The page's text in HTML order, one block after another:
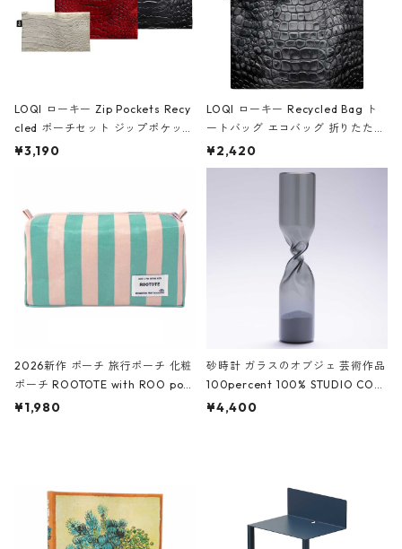
LOQI ローキー Zip Pockets Recy
cled ポーチセット ジップポケット
ファスナーポーチ 撥水加工 トラベ
ーガンディー、オフホワイト
¥3,190
LOQI ローキー Recycled Bag ト
ートバッグ エコバッグ 折りたたみ
大きめ 撥水加工 収納ポーチ CRO
CODILE/Black クロコダイル/ブラ
¥2,420
2026新作 ポーチ 旅行ポーチ 化粧
ポーチ ROOTOTE with ROO pou
ch 3532 ルートート WR.ポーチ.ラ
¥1,980
砂時計 ガラスのオブジェ 芸術作品
100percent 100% STUDIO COH
AKU Timeless 100パーセント ス
¥4,400